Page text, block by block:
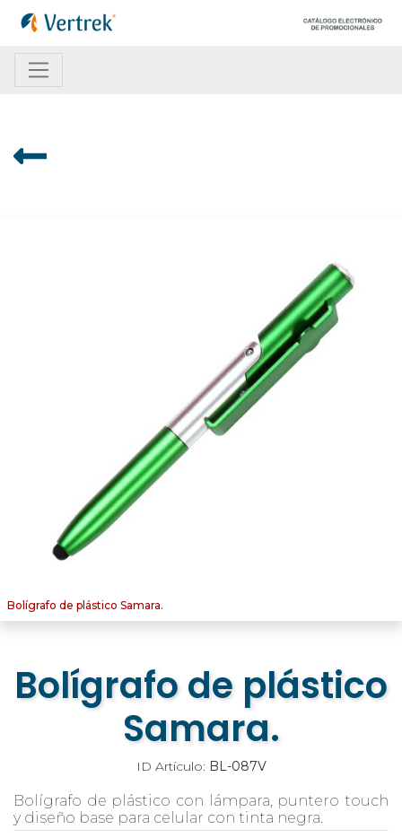
Bolígrafo de plástico Samara.
Bolígrafo de plástico
Samara.
ID Artículo: BL-087V
Bolígrafo de plástico con lámpara, puntero touch
y diseño base para celular con tinta negra.